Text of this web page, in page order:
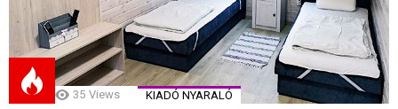
35 Views KIADÓ NYARALÓ